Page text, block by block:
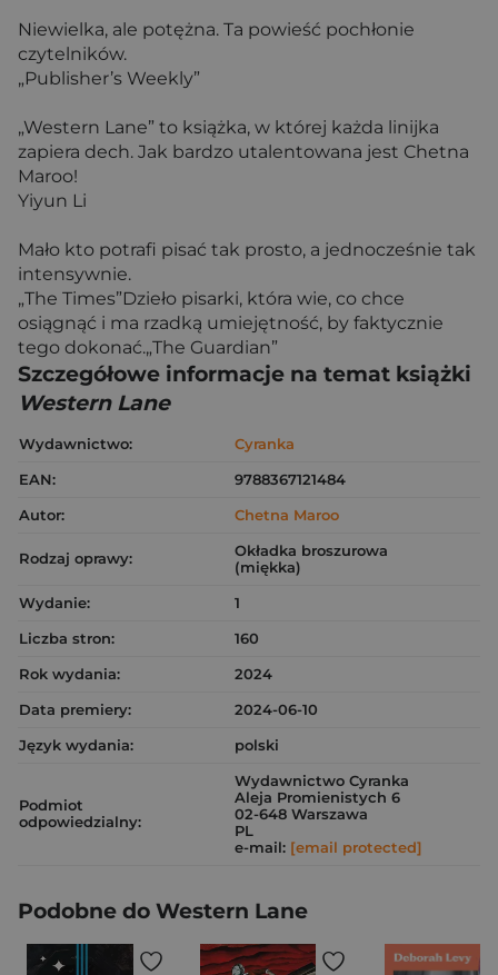
Niewielka, ale potężna. Ta powieść pochłonie
czytelników.
„Publisher’s Weekly”
„Western Lane” to książka, w której każda linijka
zapiera dech. Jak bardzo utalentowana jest Chetna
Maroo!
Yiyun Li
Mało kto potrafi pisać tak prosto, a jednocześnie tak
intensywnie.
„The Times”Dzieło pisarki, która wie, co chce
osiągnąć i ma rzadką umiejętność, by faktycznie
tego dokonać.„The Guardian”
Szczegółowe informacje na temat książki
Western Lane
Wydawnictwo:
Cyranka
EAN:
9788367121484
Autor:
Chetna Maroo
Rodzaj oprawy:
Okładka broszurowa
(miękka)
Wydanie:
1
Liczba stron:
160
Rok wydania:
2024
Data premiery:
2024-06-10
Język wydania:
polski
Podmiot
odpowiedzialny:
Wydawnictwo Cyranka
Aleja Promienistych 6
02-648 Warszawa
PL
e-mail: [email protected]
Podobne do Western Lane